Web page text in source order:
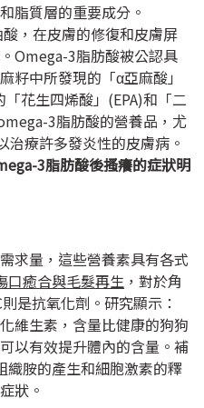
脂質層的重要成分。
，在皮膚的修復和皮膚屏
Omega-3脂肪酸被公認具
籽中所發現的「α亞麻酸」
花生四烯酸」 (EPA)和「二
3脂肪酸的營養品，尤
治療許多發炎性的皮膚病。
3脂肪酸後搔癢的症狀明
求量，這些營養素具有各式
口癒合與毛髮再生 ，對於角
則是抗氧化劑。研究顯示：
維生素，含量比健康的狗狗
以有效提升體內的含量。補
織胺的產生和細胞激素的釋
狀。